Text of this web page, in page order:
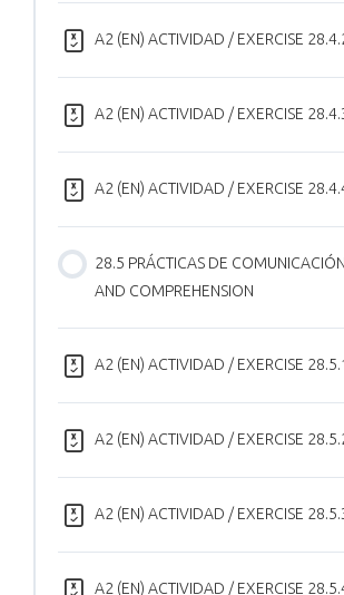
A2 (EN) ACTIVIDAD / EXERCISE
A2 (EN) ACTIVIDAD / EXERCISE
A2 (EN) ACTIVIDAD / EXERCISE
28.5 PRÁCTICAS DE
AND COMPREHENSION
A2 (EN) ACTIVIDAD / EXERCISE
A2 (EN) ACTIVIDAD / EXERCISE
A2 (EN) ACTIVIDAD / EXERCISE
A2 (EN) ACTIVIDAD / EXERCISE